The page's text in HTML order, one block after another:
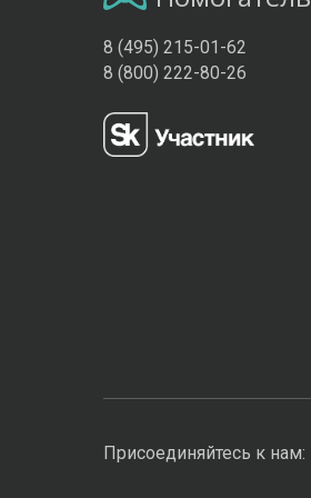
8 (495) 215-01-62
8 (800) 222-80-26
Присоединяйтесь к нам: